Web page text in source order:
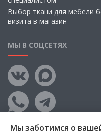
Выбор ткани для мебели
визита в магазин
МЫ В СОЦСЕТЯХ
Мы заботимся о